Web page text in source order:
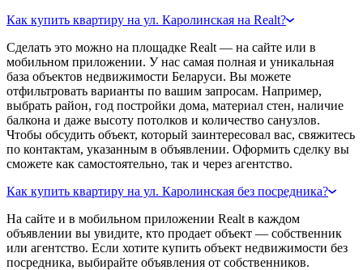
Как купить квартиру на ул. Каролинская на Realt?
Сделать это можно на площадке Realt — на сайте или в
мобильном приложении. У нас самая полная и уникальная
база объектов недвижимости Беларуси. Вы можете
отфильтровать варианты по вашим запросам. Например,
выбрать район, год постройки дома, материал стен, наличие
балкона и даже высоту потолков и количество санузлов.
Чтобы обсудить объект, который заинтересовал вас, свяжитесь
по контактам, указанным в объявлении. Оформить сделку вы
сможете как самостоятельно, так и через агентство.
Как купить квартиру на ул. Каролинская без посредника?
На сайте и в мобильном приложении Realt в каждом
объявлении вы увидите, кто продает объект — собственник
или агентство. Если хотите купить объект недвижимости без
посредника, выбирайте объявления от собственников.